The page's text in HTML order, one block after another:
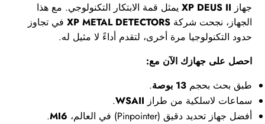
جهاز XP DEUS II يمثل قمة الابتكار التكنولوجي. مع هذا
الجهاز، نجحت شركةXP METAL DETECTORS في تجاوز
حدود التكنولوجيا مرة أخرى، لتقدم أداءً لا مثيل له.
احصل على جهازك الآن مع:
طبق بحث بحجم13 بوصة
.
سماعات لاسلكية من طراز WSAII
.
أفضل جهاز تحديد دقيق (Pinpointer) في العالم،
MI6
.